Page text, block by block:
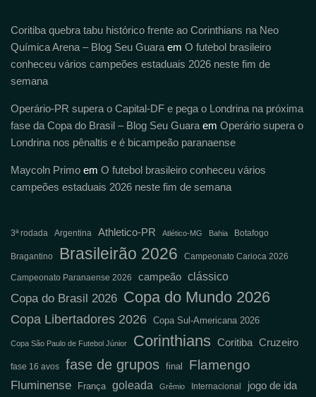
Coritiba quebra tabu histórico frente ao Corinthians na Neo
Química Arena – Blog Seu Guara em O futebol brasileiro
conheceu vários campeões estaduais 2026 neste fim de
semana
Operário-PR supera o Capital-DF e pega o Londrina na próxima
fase da Copa do Brasil – Blog Seu Guara em Operário supera o
Londrina nos pênaltis e é bicampeão paranaense
Maycoln Primo em O futebol brasileiro conheceu vários
campeões estaduais 2026 neste fim de semana
3ª rodada Argentina Athletico-PR Atlético-MG Bahia Botafogo
Bragantino Brasileirão 2026 Campeonato Carioca 2026
Campeonato Paranaense 2026 campeão clássico
Copa do Brasil 2026 Copa do Mundo 2026
Copa Libertadores 2026 Copa Sul-Americana 2026
Copa São Paulo de Futebol Júnior Corinthians Coritiba Cruzeiro
fase 16 avos fase de grupos final Flamengo
Fluminense França goleada Grêmio Internacional jogo de ida